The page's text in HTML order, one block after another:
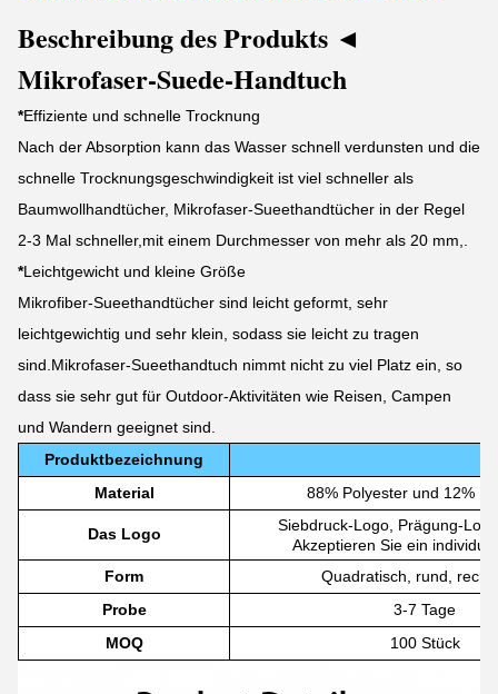
Beschreibung des Produkts ◄
Mikrofaser-Suede-Handtuch
*Effiziente und schnelle Trocknung
Nach der Absorption kann das Wasser schnell verdunsten und die
schnelle Trocknungsgeschwindigkeit ist viel schneller als
Baumwollhandtücher, Mikrofaser-Sueethandtücher in der Regel
2-3 Mal schneller,mit einem Durchmesser von mehr als 20 mm,.
*Leichtgewicht und kleine Größe
Mikrofiber-Sueethandtücher sind leicht geformt, sehr
leichtgewichtig und sehr klein, sodass sie leicht zu tragen
sind.Mikrofaser-Sueethandtuch nimmt nicht zu viel Platz ein, so
dass sie sehr gut für Outdoor-Aktivitäten wie Reisen, Campen
und Wandern geeignet sind.
Produktbezeichnung
Material
88% Polyester und 12%
Das Logo
Siebdruck-Logo, Prägung-
Akzeptieren Sie ein
Form
Quadratisch, rund,
Probe
3-7 Tage
MOQ
100 Stück